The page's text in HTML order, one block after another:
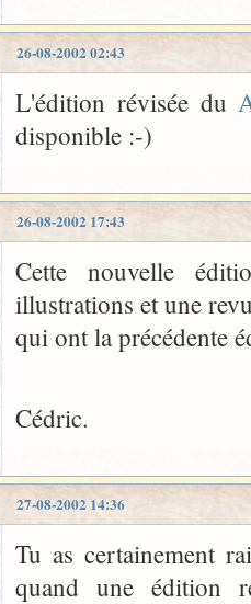
26-08-2002 02:43
L'édition révisée du
disponible :-)
26-08-2002 17:43
Cette nouvelle
illustrations et une
qui ont la précédente
Cédric.
27-08-2002 14:36
Tu as certainement
quand une édition